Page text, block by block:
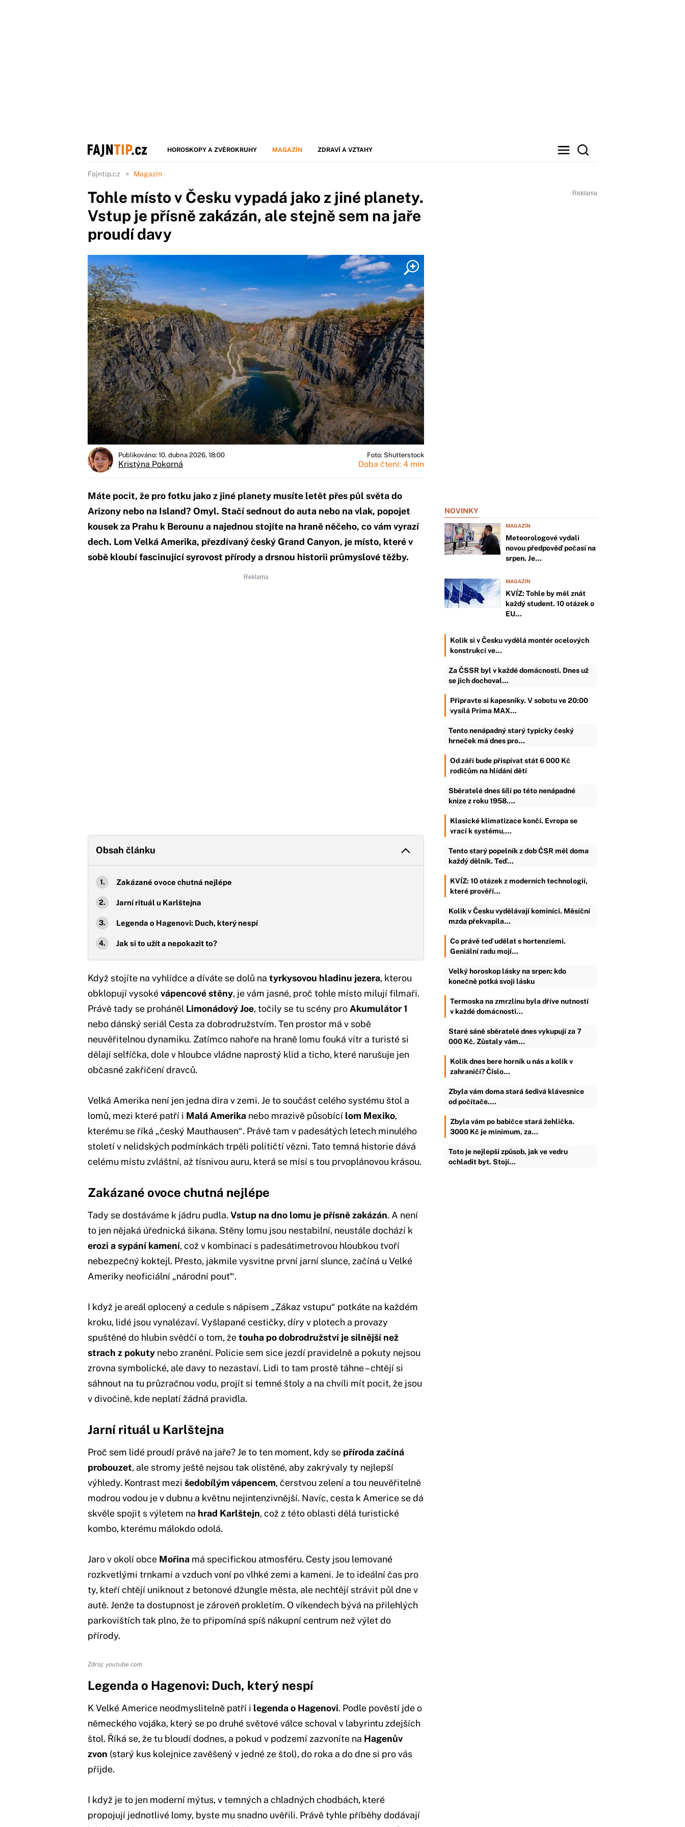
HOROSKOPY A ZVĚROKRUHY MAGAZÍN ZDRAVÍ A VZTAHY
Fajntip.cz Magazín
Tohle místo v Česku vypadá jako z jiné planety.
Vstup je přísně zakázán, ale stejně sem na jaře
proudí davy
Publikováno: 10. dubna 2026, 18:00
Kristýna Pokorná
Foto: Shutterstock
Doba čtení: 4 min
Máte pocit, že pro fotku jako z jiné planety musíte letět přes půl světa do
Arizony nebo na Island? Omyl. Stačí sednout do auta nebo na vlak, popojet
kousek za Prahu k Berounu a najednou stojíte na hraně něčeho, co vám vyrazí
dech. Lom Velká Amerika, přezdívaný český Grand Canyon, je místo, které v
sobě kloubí fascinující syrovost přírody a drsnou historii průmyslové těžby.
Obsah článku
Zakázané ovoce chutná nejlépe
Jarní rituál u Karlštejna
Legenda o Hagenovi: Duch, který nespí
Jak si to užít a nepokazit to?
Když stojíte na vyhlídce a díváte se dolů na tyrkysovou hladinu jezera, kterou
obklopují vysokévápencové stěny, je vám jasné, proč tohle místo milují filmaři.
Právě tady se proháněl Limonádový Joe, točily se tu scény pro Akumulátor 1
nebo dánský seriál Cesta za dobrodružstvím. Ten prostor má v sobě
neuvěřitelnou dynamiku. Zatímco nahoře na hraně lomu fouká vítr a turisté si
dělají selfíčka, dole v hloubce vládne naprostý klid a ticho, které narušuje jen
občasné zakřičení dravců.
Velká Amerika není jen jedna díra v zemi. Je to součást celého systému štol a
lomů, mezi které patří i Malá Amerika nebo mrazivě působící lom Mexiko,
kterému se říká „český Mauthausen“. Právě tam v padesátých letech minulého
století v nelidských podmínkách trpěli političtí vězni. Tato temná historie dává
celému místu zvláštní, až tísnivou auru, která se mísí s tou prvoplánovou krásou.
Zakázané ovoce chutná nejlépe
Tady se dostáváme k jádru pudla. Vstup na dno lomu je přísně zakázán. A není
to jen nějaká úřednická šikana. Stěny lomu jsou nestabilní, neustále dochází k
erozi a sypání kamení, což v kombinaci s padesátimetrovou hloubkou tvoří
nebezpečný koktejl. Přesto, jakmile vysvitne první jarní slunce, začíná u Velké
Ameriky neoficiální „národní pouť“.
I když je areál oplocený a cedule s nápisem „Zákaz vstupu“ potkáte na každém
kroku, lidé jsou vynalézaví. Vyšlapané cestičky, díry v plotech a provazy
spuštěné do hlubin svědčí o tom, žetouha po dobrodružství je silnější než
strach z pokuty nebo zranění. Policie sem sice jezdí pravidelně a pokuty nejsou
zrovna symbolické, ale davy to nezastaví. Lidi to tam prostě táhne – chtějí si
sáhnout na tu průzračnou vodu, projít si temné štoly a na chvíli mít pocit, že jsou
v divočině, kde neplatí žádná pravidla.
Jarní rituál u Karlštejna
Proč sem lidé proudí právě na jaře? Je to ten moment, kdy se příroda začíná
probouzet, ale stromy ještě nejsou tak olistěné, aby zakrývaly ty nejlepší
výhledy. Kontrast mezi šedobílým vápencem, čerstvou zelení a tou neuvěřitelně
modrou vodou je v dubnu a květnu nejintenzivnější. Navíc, cesta k Americe se dá
skvěle spojit s výletem na hrad Karlštejn, což z této oblasti dělá turistické
kombo, kterému málokdo odolá.
Jaro v okolí obce Mořina má specifickou atmosféru. Cesty jsou lemované
rozkvetlými trnkami a vzduch voní po vlhké zemi a kameni. Je to ideální čas pro
ty, kteří chtějí uniknout z betonové džungle města, ale nechtějí strávit půl dne v
autě. Jenže ta dostupnost je zároveň prokletím. O víkendech bývá na přilehlých
parkovištích tak plno, že to připomíná spíš nákupní centrum než výlet do
přírody.
Zdroj: youtube.com
Legenda o Hagenovi: Duch, který nespí
K Velké Americe neodmyslitelně patří i legenda o Hagenovi. Podle pověstí jde o
německého vojáka, který se po druhé světové válce schoval v labyrintu zdejších
štol. Říká se, že tu bloudí dodnes, a pokud v podzemí zazvoníte na Hagenův
zvon (starý kus kolejnice zavěšený v jedné ze štol), do roka a do dne si pro vás
přijde.
I když je to jen moderní mýtus, v temných a chladných chodbách, které
propojují jednotlivé lomy, byste mu snadno uvěřili. Právě tyhle příběhy dodávají
NOVINKY
MAGAZÍN
Meteorologové vydali
novou předpověď počasí na
srpen. Je…
MAGAZÍN
KVÍZ: Tohle by měl znát
každý student. 10 otázek o
EU…
Kolik si v Česku vydělá montér ocelových
konstrukcí ve…
Za ČSSR byl v každé domácnosti. Dnes už
se jich dochoval…
Připravte si kapesníky. V sobotu ve 20:00
vysílá Prima MAX…
Tento nenápadný starý typicky český
hrneček má dnes pro…
Od září bude přispívat stát 6 000 Kč
rodičům na hlídání dětí
Sběratelé dnes šílí po této nenápadné
knize z roku 1958.…
Klasické klimatizace končí. Evropa se
vrací k systému,…
Tento starý popelník z dob ČSR měl doma
každý dělník. Teď…
KVÍZ: 10 otázek z moderních technologií,
které prověří…
Kolik v Česku vydělávají kominíci. Měsíční
mzda překvapila…
Co právě teď udělat s hortenziemi.
Geniální radu mojí…
Velký horoskop lásky na srpen: kdo
konečně potká svoji lásku
Termoska na zmrzlinu byla dříve nutností
v každé domácnosti…
Staré sáně sběratelé dnes vykupují za 7
000 Kč. Zůstaly vám…
Kolik dnes bere horník u nás a kolik v
zahraničí? Číslo…
Zbyla vám doma stará šedivá klávesnice
od počítače.…
Zbyla vám po babičce stará žehlička.
3000 Kč je minimum, za…
Toto je nejlepší způsob, jak ve vedru
ochladit byt. Stojí…